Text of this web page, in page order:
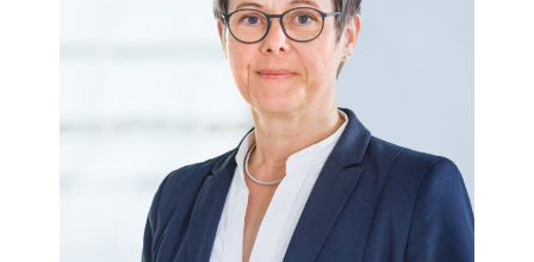
Bildungsarbeit der Verbände. Vielfältige
Vernetzung und eine aktive Mitwirkung in
zahlreichen Gremien sind wesentliche
Bausteine ihrer Arbeit als stellvertretende
Hauptgeschäftsführerin. An den Schnittstellen
von Arbeitgebern mit ihrem gesellschaftlichen
Umfeld ist die Volkswirtin als Kommunikatorin
aktiv und macht deutlich, was die
Unternehmen bewegt.